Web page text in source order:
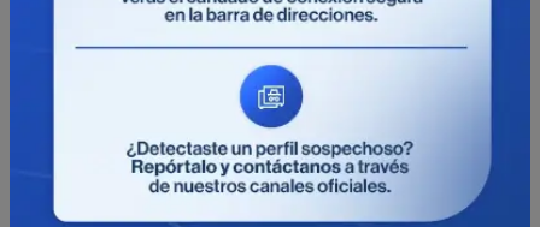
ofreciendo soluciones eficientes.
Pisos industriales:Para dar estabilidad.
Losas de entrepiso.
Losas para centros comerciales y
estacionamientos.